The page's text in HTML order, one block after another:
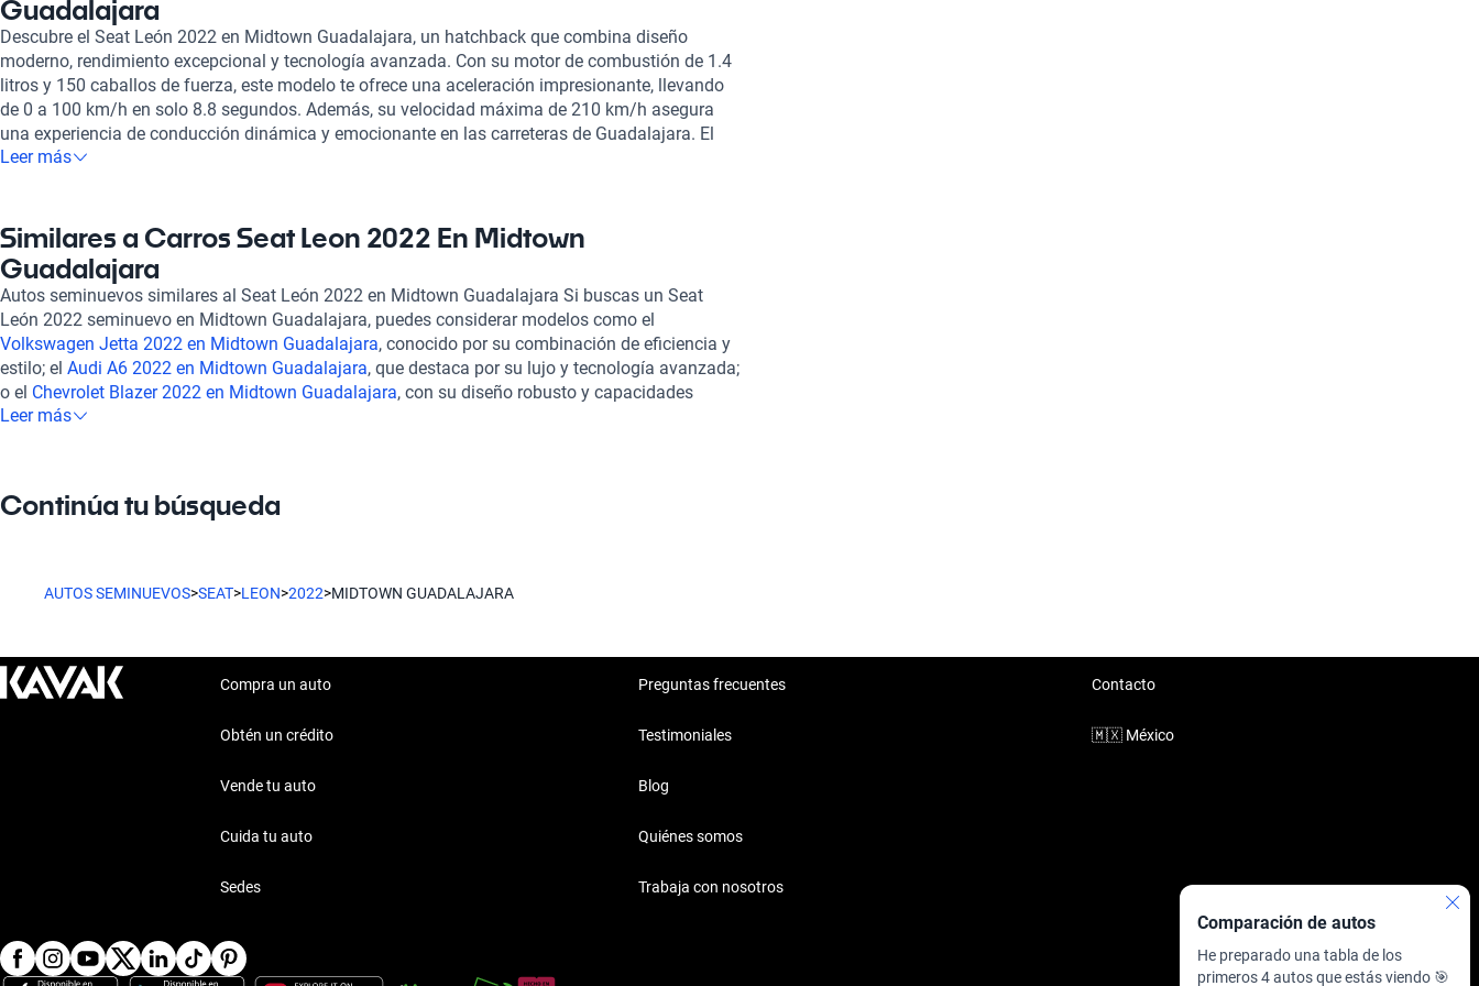
Guadalajara
Descubre el Seat León 2022 en Midtown Guadalajara, un hatchback que combina diseño
moderno, rendimiento excepcional y tecnología avanzada. Con su motor de combustión de 1.4
litros y 150 caballos de fuerza, este modelo te ofrece una aceleración impresionante, llevando
de 0 a 100 km/h en solo 8.8 segundos. Además, su velocidad máxima de 210 km/h asegura
una experiencia de conducción dinámica y emocionante en las carreteras de Guadalajara. El
Seat León 2022 se destaca por su eficiencia, logrando un consumo de combustible combinado
Su interior, con capacidad para cinco pasajeros y tapicería en tela, brinda comodidad y estilo,
mientras que su sistema de integración móvil con Apple Carplay y Android Auto asegura que
estés siempre conectado. En Kavak, nos comprometemos a ofrecer vehículos de calidad. Todos
nuestros autos, incluido el Seat León 2022, son inspeccionados en más de 240 puntos,
garantizando su estado mecánico y estético. Ofrecemos opciones de financiamiento flexibles y
planes de garantía adaptados a tus necesidades. La experiencia de compra es completamente
en línea, y contamos con soporte postventa para brindarte tranquilidad. Además, puedes optar
por una garantía extendida para mayor protección. Explora todas las ventajas del Seat León
2022 en Kavak y disfruta de un auto que eleva tu estilo de vida en Guadalajara, respaldado por
Leer más
Similares a Carros Seat Leon 2022 En Midtown
Guadalajara
Autos seminuevos similares al Seat León 2022 en Midtown Guadalajara Si buscas un Seat
León 2022 seminuevo en Midtown Guadalajara, puedes considerar modelos como el
Volkswagen Jetta 2022 en Midtown Guadalajara, conocido por su combinación de eficiencia y
estilo; el Audi A6 2022 en Midtown Guadalajara, que destaca por su lujo y tecnología avanzada;
o el Chevrolet Blazer 2022 en Midtown Guadalajara, con su diseño robusto y capacidades
versátiles. Estos autos cuentan con características que pueden ser de tu interés, brindándote
Leer más
Continúa tu búsqueda
AUTOS SEMINUEVOS>SEAT>LEON>2022>MIDTOWN GUADALAJARA
Comparación de autos
He preparado una tabla de los
primeros 4 autos que estás viendo 🎯
Compra un auto
Obtén un crédito
Vende tu auto
Cuida tu auto
Sedes
Preguntas frecuentes
Testimoniales
Blog
Quiénes somos
Trabaja con nosotros
Contacto
🇲🇽 México